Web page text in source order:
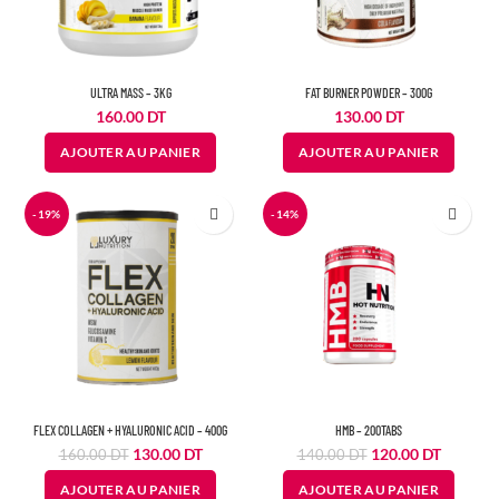
ULTRA MASS – 3KG
160.00DT
AJOUTER AU PANIER
FAT BURNER POWDER – 300G
130.00DT
AJOUTER AU PANIER
-19%
FLEX COLLAGEN + HYALURONIC ACID – 400G
160.00DT Le
prix
initial
130.00DTLe
prix
AJOUTER AU PANIER
-14%
HMB – 200TABS
140.00DT Le
prix
initial
120.00DTLe
prix
AJOUTER AU PANIER